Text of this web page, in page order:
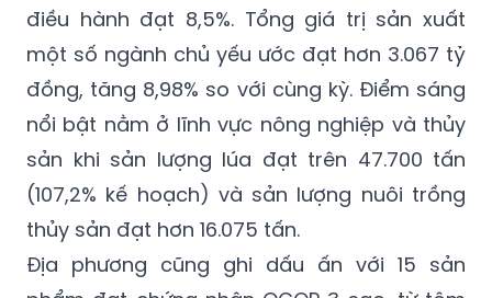
điều hành đạt 8,5%. Tổng giá trị sản xuất
một số ngành chủ yếu ước đạt hơn 3.067 tỷ
đồng, tăng 8,98% so với cùng kỳ. Điểm sáng
nổi bật nằm ở lĩnh vực nông nghiệp và thủy
sản khi sản lượng lúa đạt trên 47.700 tấn
(107,2% kế hoạch) và sản lượng nuôi trồng
thủy sản đạt hơn 16.075 tấn.
Địa phương cũng ghi dấu ấn với 15 sản